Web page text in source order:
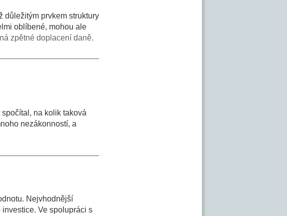
důležitým prvkem struktury
oblíbené, mohou ale
zpětné doplacení daně.
na kolik taková
nezákonností, a
Nejvhodnější
Ve spolupráci s